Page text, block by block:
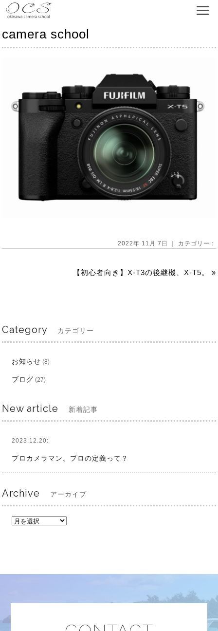
camera school
2022年 11月 7日 ｜ カテゴリー：
【初心者向き】X-T3の後継機、X-T5。 »
Category カテゴリー
お知らせ (8)
ブログ (27)
New article 新着記事
2023.12.20:
プロカメラマン。プロの定義って？
Archive アーカイブ